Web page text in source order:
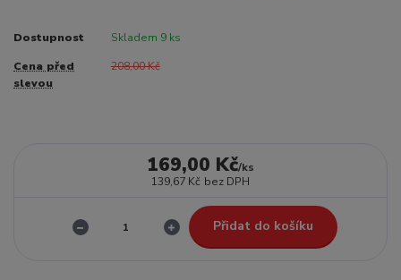
Dostupnost Skladem 9 ks
Cena před
slevou
208,00 Kč
169,00 Kč/ks
139,67 Kč bez DPH
Přidat do košíku